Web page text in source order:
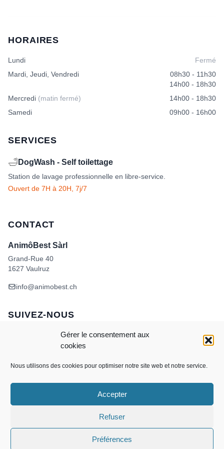
Gérer le consentement aux
cookies
Nous utilisons des cookies pour optimiser notre site web et notre service.
Accepter
Refuser
Préférences
HORAIRES
Lundi
Fermé
Mardi, Jeudi, Vendredi
08h30 - 11h30
14h00 - 18h30
Mercredi (matin fermé)
14h00 - 18h30
Samedi
09h00 - 16h00
SERVICES
🛁 DogWash - Self toilettage
Station de lavage professionnelle en libre-service.
Ouvert de 7H à 20H, 7j/7
CONTACT
AnimôBest Sàrl
Grand-Rue 40
1627 Vaulruz
info@animobest.ch
SUIVEZ-NOUS
MasterCardCredit
POLITIQUE DE COOKIES
Copyright 2026 ©AnimôBest Sàrl